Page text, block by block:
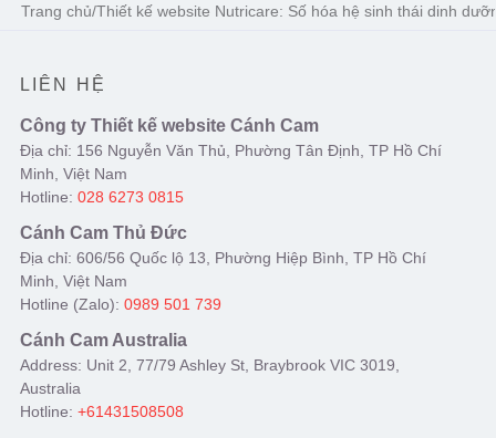
Trang chủ/Thiết kế website Nutricare: Số hóa hệ sinh thái dinh
LIÊN HỆ
Công ty Thiết kế website Cánh Cam
Địa chỉ: 156 Nguyễn Văn Thủ, Phường Tân Định, TP Hồ Chí
Minh, Việt Nam
Hotline: 028 6273 0815
Cánh Cam Thủ Đức
Địa chỉ: 606/56 Quốc lộ 13, Phường Hiệp Bình, TP Hồ Chí
Minh, Việt Nam
Hotline (Zalo): 0989 501 739
Cánh Cam Australia
Address: Unit 2, 77/79 Ashley St, Braybrook VIC 3019,
Australia
Hotline: +61431508508